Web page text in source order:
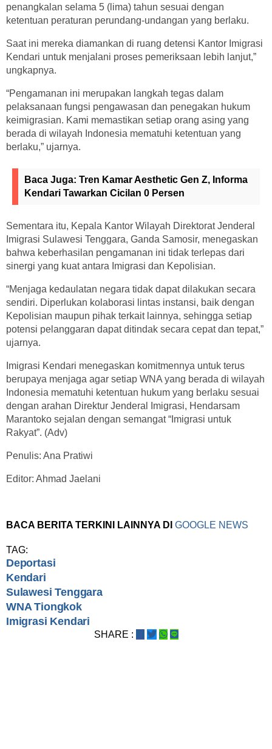
penangkalan selama 5 (lima) tahun sesuai dengan
ketentuan peraturan perundang-undangan yang berlaku.
Saat ini mereka diamankan di ruang detensi Kantor Imigrasi
Kendari untuk menjalani proses pemeriksaan lebih lanjut,”
ungkapnya.
“Pengamanan ini merupakan langkah tegas dalam
pelaksanaan fungsi pengawasan dan penegakan hukum
keimigrasian. Kami memastikan setiap orang asing yang
berada di wilayah Indonesia mematuhi ketentuan yang
berlaku,” ujarnya.
Baca Juga: Tren Kamar Aesthetic Gen Z, Informa
Kendari Tawarkan Cicilan 0 Persen
Sementara itu, Kepala Kantor Wilayah Direktorat Jenderal
Imigrasi Sulawesi Tenggara, Ganda Samosir, menegaskan
bahwa keberhasilan pengamanan ini tidak terlepas dari
sinergi yang kuat antara Imigrasi dan Kepolisian.
“Menjaga kedaulatan negara tidak dapat dilakukan secara
sendiri. Diperlukan kolaborasi lintas instansi, baik dengan
Kepolisian maupun pihak terkait lainnya, sehingga setiap
potensi pelanggaran dapat ditindak secara cepat dan tepat,”
ujarnya.
Imigrasi Kendari menegaskan komitmennya untuk terus
berupaya menjaga agar setiap WNA yang berada di wilayah
Indonesia mematuhi ketentuan hukum yang berlaku sesuai
dengan arahan Direktur Jenderal Imigrasi, Hendarsam
Marantoko sejalan dengan semangat “Imigrasi untuk
Rakyat”. (Adv)
Penulis: Ana Pratiwi
Editor: Ahmad Jaelani
BACA BERITA TERKINI LAINNYA DI GOOGLE NEWS
TAG:
Deportasi
Kendari
Sulawesi Tenggara
WNA Tiongkok
Imigrasi Kendari
SHARE :